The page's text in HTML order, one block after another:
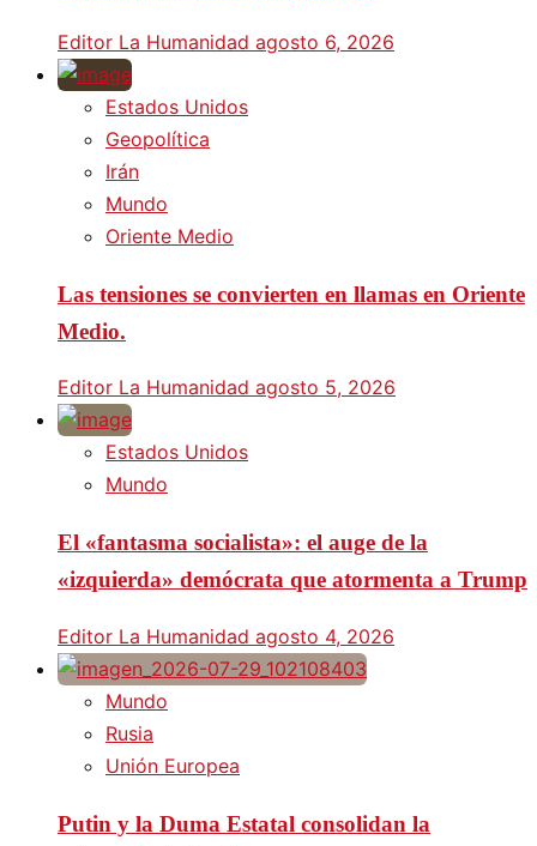
Editor La Humanidad agosto 6, 2026
Estados Unidos
Geopolítica
Irán
Mundo
Oriente Medio
Las tensiones se convierten en llamas en Oriente
Medio.
Editor La Humanidad agosto 5, 2026
Estados Unidos
Mundo
El «fantasma socialista»: el auge de la
«izquierda» demócrata que atormenta a Trump
Editor La Humanidad agosto 4, 2026
Mundo
Rusia
Unión Europea
Putin y la Duma Estatal consolidan la